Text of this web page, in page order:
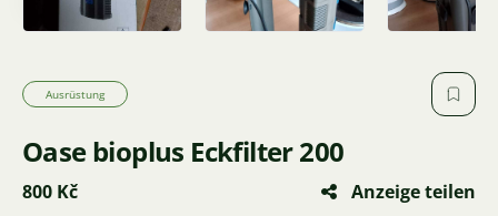
Ausrüstung
Oase bioplus Eckfilter 200
800 Kč
Anzeige teilen